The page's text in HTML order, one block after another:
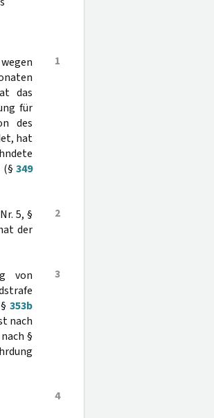
1
das
für
des
hat
(§ 349
2
5, §
der
3
von
353b
nach
§
4